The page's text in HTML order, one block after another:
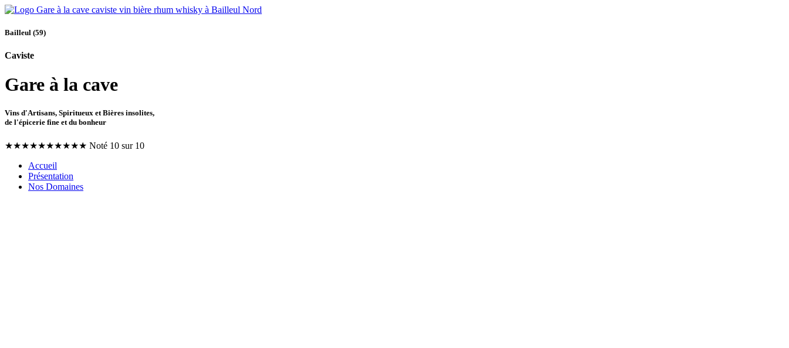
Bailleul (59)
Caviste
Gare à la cave
Vins d'Artisans, Spiritueux et Bières insolites,
de l'épicerie fine et du bonheur
★★★★★★★★★★ Noté 10 sur 10
Accueil
Présentation
Nos Domaines